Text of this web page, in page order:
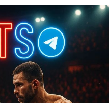
и мира
Далее
– Лэндо Ванната